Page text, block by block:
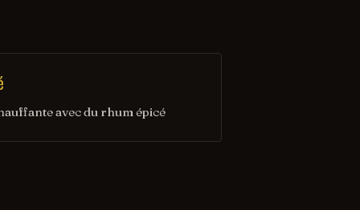
avec du rhum épicé